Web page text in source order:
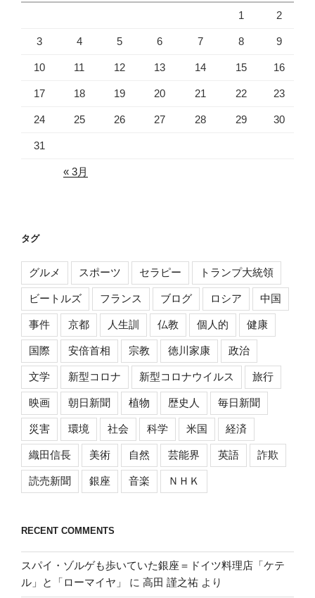
1 2
3 4 5 6 7 8 9
10 11 12 13 14 15 16
17 18 19 20 21 22 23
24 25 26 27 28 29 30
31
« 3月
タグ
グルメ スポーツ セラピー トランプ大統領
ビートルズ フランス ブログ ロシア 中国
事件 京都 人生訓 仏教 個人的 健康
国際 安倍首相 宗教 徳川家康 政治
文学 新型コロナ 新型コロナウイルス 旅行
映画 朝日新聞 植物 歴史人 毎日新聞
災害 環境 社会 科学 米国 経済
織田信長 美術 自然 芸能界 英語 詐欺
読売新聞 銀座 音楽 ＮＨＫ
RECENT COMMENTS
スパイ・ゾルゲも歩いていた銀座＝ドイツ料理店「ケテ
ル」と「ローマイヤ」
に 高田 謹之祐 より